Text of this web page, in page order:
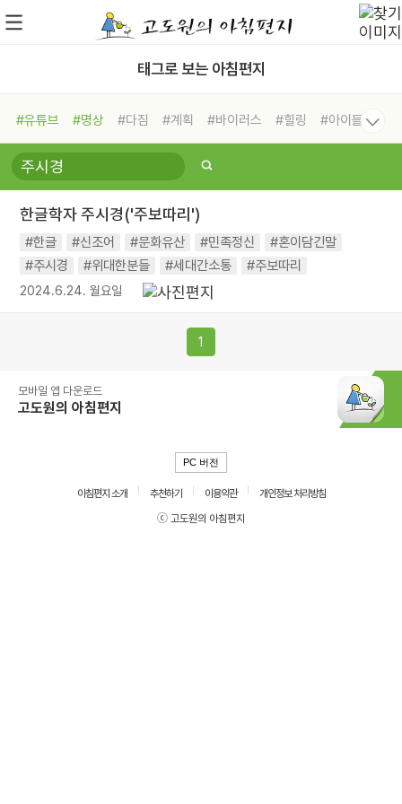
태그로 보는 아침편지
#유튜브 #명상 #다짐 #계획 #바이러스 #힐링
#아이들
#비전캠프
#독서캠프 #삶
#희망
#나눔 #친구 #링컨학교
#독서
#건강 #면역력
한글학자 주시경('주보따리')
#한글 #신조어 #문화유산 #민족정신
#혼이담긴말
#주시경
#위대한분들 #세대간소통 #주보따리
2024.6.24. 월요일
1
모바일 앱 다운로드
고도원의 아침편지
PC 버전
아침편지 소개 추천하기 이용약관
개인정보 처리방침
ⓒ 고도원의 아침편지